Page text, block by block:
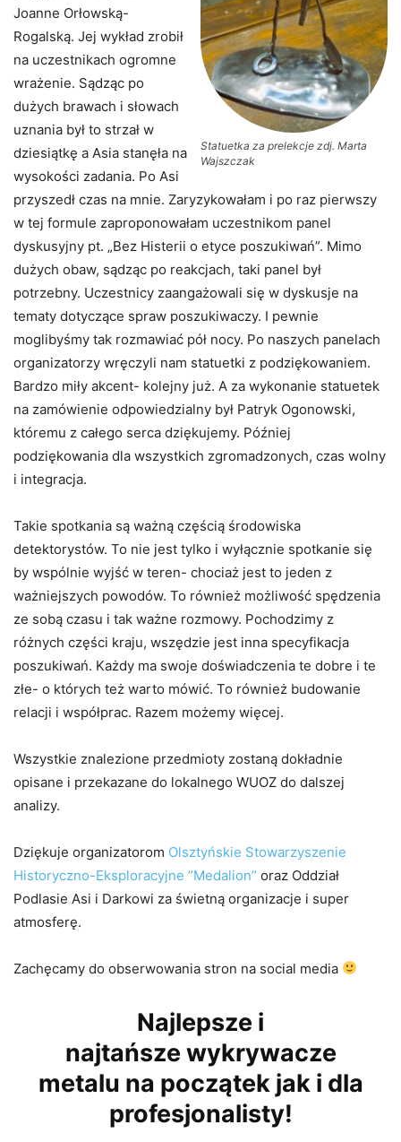
Statuetka za prelekcje zdj. Marta
Wajszczak
Joanne Orłowską-
Rogalską. Jej wykład zrobił
na uczestnikach ogromne
wrażenie. Sądząc po
dużych brawach i słowach
uznania był to strzał w
dziesiątkę a Asia stanęła na
wysokości zadania. Po Asi
przyszedł czas na mnie. Zaryzykowałam i po raz pierwszy
w tej formule zaproponowałam uczestnikom panel
dyskusyjny pt. „Bez Histerii o etyce poszukiwań”. Mimo
dużych obaw, sądząc po reakcjach, taki panel był
potrzebny. Uczestnicy zaangażowali się w dyskusje na
tematy dotyczące spraw poszukiwaczy. I pewnie
moglibyśmy tak rozmawiać pół nocy. Po naszych panelach
organizatorzy wręczyli nam statuetki z podziękowaniem.
Bardzo miły akcent- kolejny już. A za wykonanie statuetek
na zamówienie odpowiedzialny był Patryk Ogonowski,
któremu z całego serca dziękujemy. Później
podziękowania dla wszystkich zgromadzonych, czas wolny
i integracja.
Takie spotkania są ważną częścią środowiska
detektorystów. To nie jest tylko i wyłącznie spotkanie się
by wspólnie wyjść w teren- chociaż jest to jeden z
ważniejszych powodów. To również możliwość spędzenia
ze sobą czasu i tak ważne rozmowy. Pochodzimy z
różnych części kraju, wszędzie jest inna specyfikacja
poszukiwań. Każdy ma swoje doświadczenia te dobre i te
złe- o których też warto mówić. To również budowanie
relacji i współprac. Razem możemy więcej.
Wszystkie znalezione przedmioty zostaną dokładnie
opisane i przekazane do lokalnego WUOZ do dalszej
analizy.
Dziękuje organizatorom Olsztyńskie Stowarzyszenie
Historyczno-Eksploracyjne ”Medalion” oraz Oddział
Podlasie Asi i Darkowi za świetną organizacje i super
atmosferę.
Zachęcamy do obserwowania stron na social media
Najlepsze i
najtańsze wykrywacze
metalu na początek jak i dla
profesjonalisty!